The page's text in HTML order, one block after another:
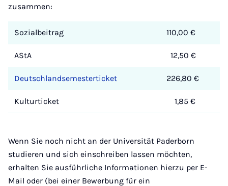
zusammen:
Sozialbeitrag 110,00 €
AStA 12,50 €
Deutschlandsemesterticket 226,80 €
Kulturticket 1,85 €
Wenn Sie noch nicht an der Universität Paderborn
studieren und sich einschreiben lassen möchten,
erhalten Sie ausführliche Informationen hierzu per E-
Mail oder (bei einer Bewerbung für ein